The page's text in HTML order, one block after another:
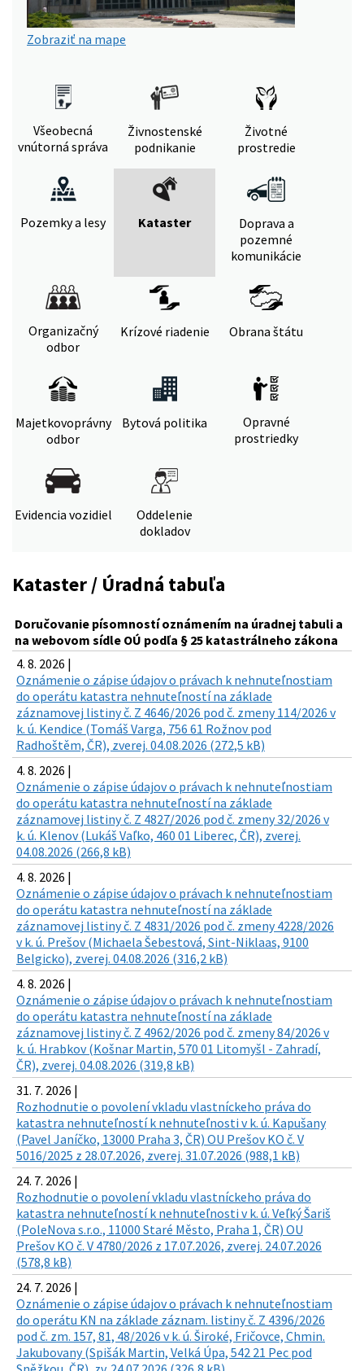
Zobraziť na mape
Všeobecná
vnútorná správa
Živnostenské
podnikanie
Životné
prostredie
Pozemky a lesy Kataster
Doprava a
pozemné
komunikácie
Organizačný
odbor
Krízové riadenie Obrana štátu
Majetkovoprávny
odbor
Bytová politika
Opravné
prostriedky
Evidencia vozidiel
Oddelenie
dokladov
Kataster / Úradná tabuľa
Doručovanie písomností oznámením na úradnej tabuli a
na webovom sídle OÚ podľa § 25 katastrálneho zákona
4. 8. 2026 |
Oznámenie o zápise údajov o právach k nehnuteľnostiam
do operátu katastra nehnuteľností na základe
záznamovej listiny č. Z 4646/2026 pod č. zmeny 114/2026 v
k. ú. Kendice (Tomáš Varga, 756 61 Rožnov pod
Radhoštěm, ČR), zverej. 04.08.2026 (272,5 kB)
4. 8. 2026 |
Oznámenie o zápise údajov o právach k nehnuteľnostiam
do operátu katastra nehnuteľností na základe
záznamovej listiny č. Z 4827/2026 pod č. zmeny 32/2026 v
k. ú. Klenov (Lukáš Vaľko, 460 01 Liberec, ČR), zverej.
04.08.2026 (266,8 kB)
4. 8. 2026 |
Oznámenie o zápise údajov o právach k nehnuteľnostiam
do operátu katastra nehnuteľností na základe
záznamovej listiny č. Z 4831/2026 pod č. zmeny 4228/2026
v k. ú. Prešov (Michaela Šebestová, Sint-Niklaas, 9100
Belgicko), zverej. 04.08.2026 (316,2 kB)
4. 8. 2026 |
Oznámenie o zápise údajov o právach k nehnuteľnostiam
do operátu katastra nehnuteľností na základe
záznamovej listiny č. Z 4962/2026 pod č. zmeny 84/2026 v
k. ú. Hrabkov (Košnar Martin, 570 01 Litomyšl - Zahradí,
ČR), zverej. 04.08.2026 (319,8 kB)
31. 7. 2026 |
Rozhodnutie o povolení vkladu vlastníckeho práva do
katastra nehnuteľností k nehnuteľnosti v k. ú. Kapušany
(Pavel Janíčko, 13000 Praha 3, ČR) OU Prešov KO č. V
5016/2025 z 28.07.2026, zverej. 31.07.2026 (988,1 kB)
24. 7. 2026 |
Rozhodnutie o povolení vkladu vlastníckeho práva do
katastra nehnuteľností k nehnuteľnosti v k. ú. Veľký Šariš
(PoleNova s.r.o., 11000 Staré Město, Praha 1, ČR) OU
Prešov KO č. V 4780/2026 z 17.07.2026, zverej. 24.07.2026
(578,8 kB)
24. 7. 2026 |
Oznámenie o zápise údajov o právach k nehnuteľnostiam
do operátu KN na základe záznam. listiny č. Z 4396/2026
pod č. zm. 157, 81, 48/2026 v k. ú. Široké, Fričovce, Chmin.
Jakubovany (Spišák Martin, Velká Úpa, 542 21 Pec pod